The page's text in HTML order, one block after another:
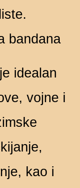
bandana
idealan
vojne i
kao i